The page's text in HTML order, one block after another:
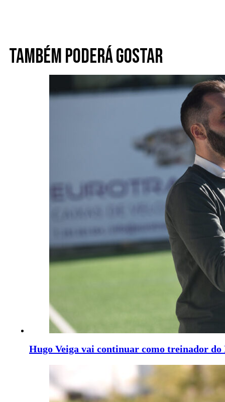
Também poderá gostar
Hugo Veiga vai continuar como treinador